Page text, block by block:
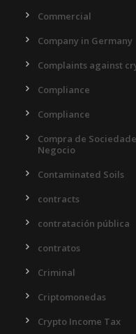
Commercial
Company in Germany
Complaints against
Compliance
Compliance
Compra de
Negocio
Contaminated Soils
contracts
contratación pública
contratos
Criminal
Criptomonedas
Crypto Income Tax